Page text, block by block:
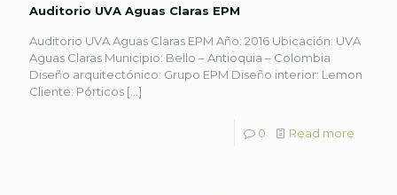
Auditorio UVA Aguas Claras EPM
Auditorio UVA Aguas Claras EPM Año: 2016 Ubicación: UVA
Aguas Claras Municipio: Bello – Antioquia – Colombia
Diseño arquitectónico: Grupo EPM Diseño interior: Lemon
Cliente: Pórticos […]
0 Read more